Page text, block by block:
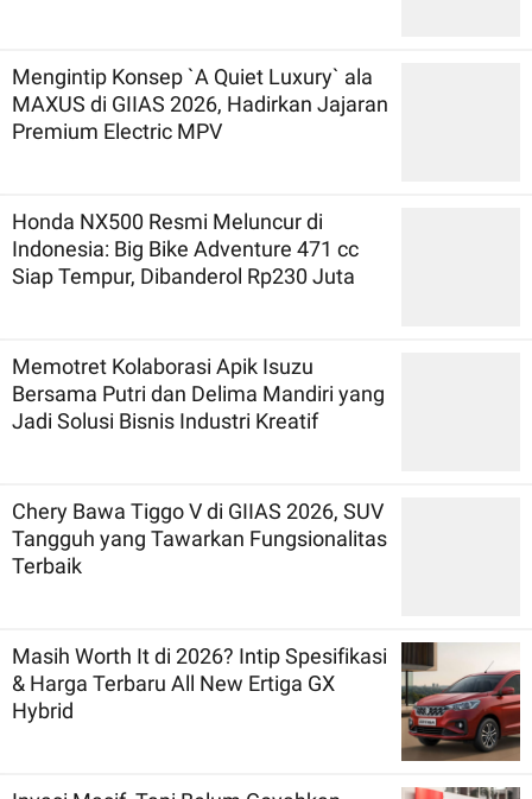
Mengintip Konsep `A Quiet Luxury` ala
MAXUS di GIIAS 2026, Hadirkan Jajaran
Premium Electric MPV
Honda NX500 Resmi Meluncur di
Indonesia: Big Bike Adventure 471 cc
Siap Tempur, Dibanderol Rp230 Juta
Memotret Kolaborasi Apik Isuzu
Bersama Putri dan Delima Mandiri yang
Jadi Solusi Bisnis Industri Kreatif
Chery Bawa Tiggo V di GIIAS 2026, SUV
Tangguh yang Tawarkan Fungsionalitas
Terbaik
Masih Worth It di 2026? Intip Spesifikasi
& Harga Terbaru All New Ertiga GX
Hybrid